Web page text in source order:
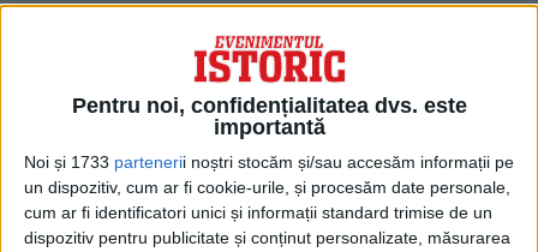
Pentru noi, confidențialitatea dvs. este
importantă
Noi și 1733 partenerii noștri stocăm și/sau accesăm informații pe
un dispozitiv, cum ar fi cookie-urile, și procesăm date personale,
cum ar fi identificatori unici și informații standard trimise de un
dispozitiv pentru publicitate și conținut personalizate, măsurarea
Invitatul lui Alecu Racoviceanu este
profesorul doctor Cătălin Turliuc, istoric și
colaborator al revistei noastre.
Din ultima ediție ...